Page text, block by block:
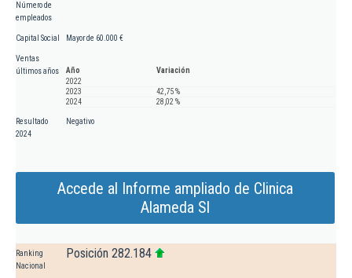
Número de
empleados
Capital Social Mayor de 60.000 €
Ventas
últimos años
Año
Variación
2022
2023
42,75 %
2024
28,02 %
Resultado
2024
Negativo
Accede al Informe ampliado de Clinica
Alameda Sl
Ranking
Nacional
Posición 282.184